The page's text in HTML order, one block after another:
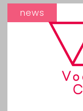
news